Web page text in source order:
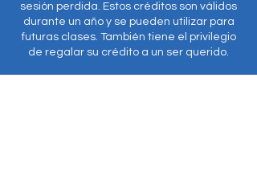
sesión perdida. Estos créditos son válidos
durante un año y se pueden utilizar para
futuras clases. También tiene el privilegio
de regalar su crédito a un ser querido.